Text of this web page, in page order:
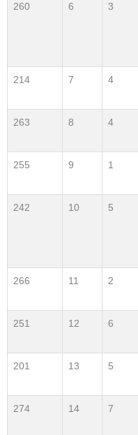
260 6 3
214 7 4
263 8 4
255 9 1
242 10 5
266 11 2
251 12 6
201 13 5
274 14 7